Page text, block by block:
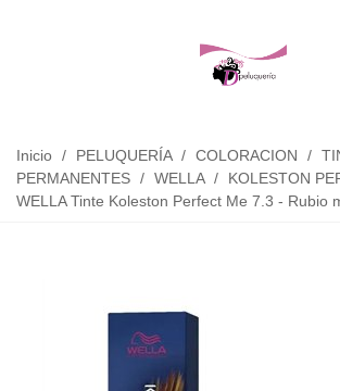
Inicio / PELUQUERÍA / COLORACION /
PERMANENTES / WELLA / KOLESTON
WELLA Tinte Koleston Perfect Me 7.3 - Rubio